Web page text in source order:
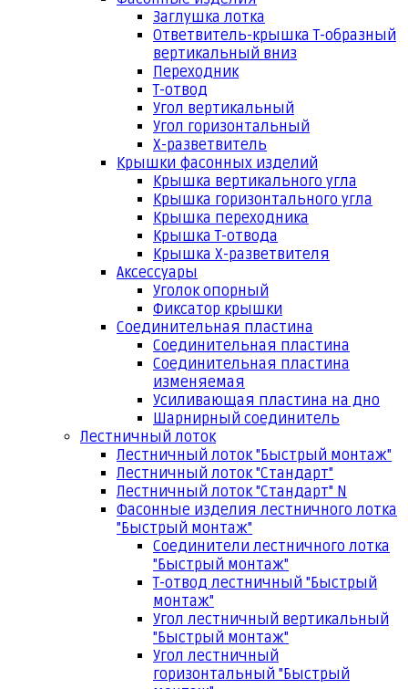
Заглушка лотка
Ответвитель-крышка Т-образный
вертикальный вниз
Переходник
Т-отвод
Угол вертикальный
Угол горизонтальный
Х-разветвитель
Крышки фасонных изделий
Крышка вертикального угла
Крышка горизонтального угла
Крышка переходника
Крышка Т-отвода
Крышка Х-разветвителя
Аксессуары
Уголок опорный
Фиксатор крышки
Соединительная пластина
Соединительная пластина
Соединительная пластина
изменяемая
Усиливающая пластина на дно
Шарнирный соединитель
Лестничный лоток
Лестничный лоток "Быстрый монтаж"
Лестничный лоток "Стандарт"
Лестничный лоток "Стандарт" N
Фасонные изделия лестничного лотка
"Быстрый монтаж"
Соединители лестничного лотка
"Быстрый монтаж"
Т-отвод лестничный "Быстрый
монтаж"
Угол лестничный вертикальный
"Быстрый монтаж"
Угол лестничный
горизонтальный "Быстрый